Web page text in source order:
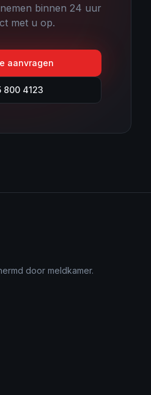
binnen 24 uur
met u op.
aanvragen
800 4123
door meldkamer.